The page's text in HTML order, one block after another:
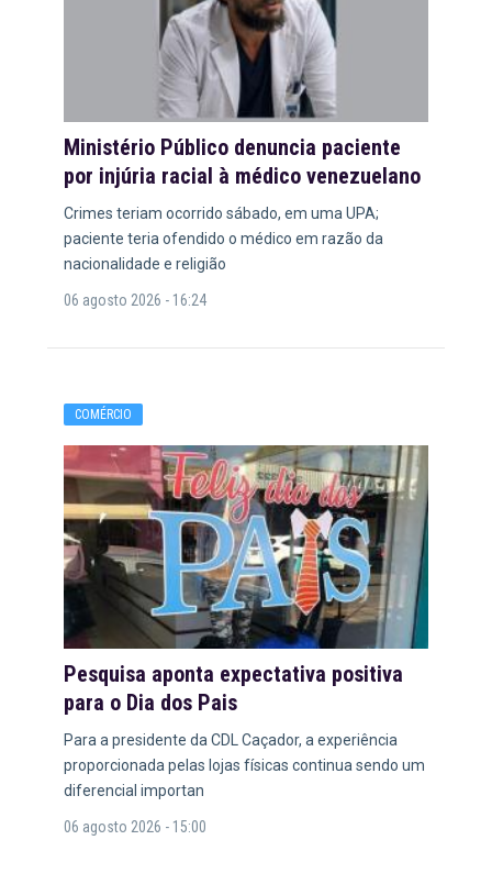
Ministério Público denuncia paciente
por injúria racial à médico venezuelano
Crimes teriam ocorrido sábado, em uma UPA;
paciente teria ofendido o médico em razão da
nacionalidade e religião
06 agosto 2026 - 16:24
COMÉRCIO
Pesquisa aponta expectativa positiva
para o Dia dos Pais
Para a presidente da CDL Caçador, a experiência
proporcionada pelas lojas físicas continua sendo um
diferencial importan
06 agosto 2026 - 15:00